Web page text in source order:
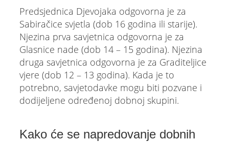
Predsjednica Djevojaka odgovorna je za
Sabiračice svjetla (dob 16 godina ili starije).
Njezina prva savjetnica odgovorna je za
Glasnice nade (dob 14 – 15 godina). Njezina
druga savjetnica odgovorna je za Graditeljice
vjere (dob 12 – 13 godina). Kada je to
potrebno, savjetodavke mogu biti pozvane i
dodijeljene određenoj dobnoj skupini.
Kako će se napredovanje dobnih